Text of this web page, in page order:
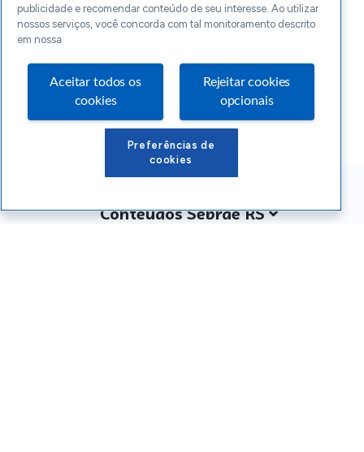
Conteúdos Sebrae RS
publicidade e recomendar conteúdo de seu interesse. Ao utilizar
nossos serviços, você concorda com tal monitoramento descrito
em nossa
Aceitar todos os
cookies
Rejeitar cookies
opcionais
Preferências de
cookies